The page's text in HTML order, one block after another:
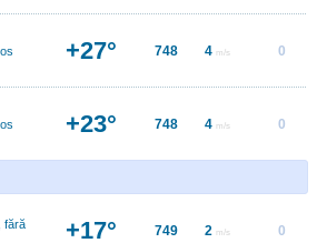
+27° 748 4 m/s 0
+23° 748 4 m/s 0
fără
+17° 749 2 m/s 0